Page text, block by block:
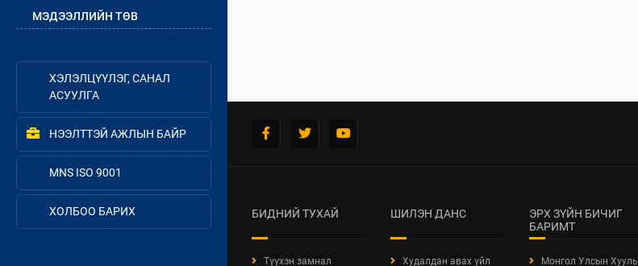
МЭДЭЭЛЛИЙН ТӨВ
ХЭЛЭЛЦҮҮЛЭГ, САНАЛ
АСУУЛГА
НЭЭЛТТЭЙ АЖЛЫН БАЙР
MNS ISO 9001
ХОЛБОО БАРИХ БИДНИЙ ТУХАЙ
Түүхэн замнал
ШИЛЭН ДАНС
Худалдан авах үйл
ЭРХ ЗҮЙН БИЧИГ
БАРИМТ
Монгол Улсын Хууль